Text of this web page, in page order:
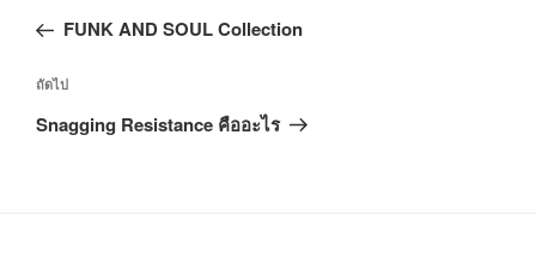
FUNK AND SOUL Collection
ถัดไป
Snagging Resistance คืออะไร